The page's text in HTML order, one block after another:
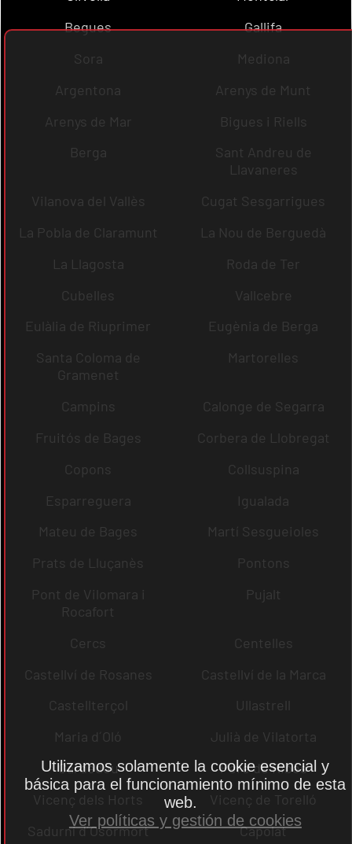
Begues
Gallifa
Sora
Mediona
Argentona
Arenys de Munt
Arenys de Mar
Bigues i Riells
Berga
Sant Andreu de
Llavaneres
Vilanova del Vallès
Cugat Sesgarrigues
La Pobla de Claramunt
La Nou de Berguedà
La Llagosta
Roda de Ter
Cubelles
Vallcebre
Eulàlia de Riuprimer
Eugènia de Berga
Santa Coloma de
Gramenet
Martorelles
Campins
Calonge de Segarra
Fruitós de Bages
Corbera de Llobregat
Copons
Collsuspina
Esparreguera
Igualada
Mateu de Bages
Martí Sesgueioles
Prats de Lluçanès
Pontons
Pont de Vilomara i
Rocafort
Pujalt
Cercs
Centelles
Castellví de Rosanes
Castellví de la Marca
Castellterçol
Ullastrell
Maria d´Oló
Julià de Vilatorta
Cardedeu
Pere de Ribes
Vicenç dels Horts
Vicenç de Torelló
Sadurní d´Osormort
Capolat
Utilizamos solamente la cookie esencial y
básica para el funcionamiento mínimo de esta
web.
Ver políticas y gestión de cookies